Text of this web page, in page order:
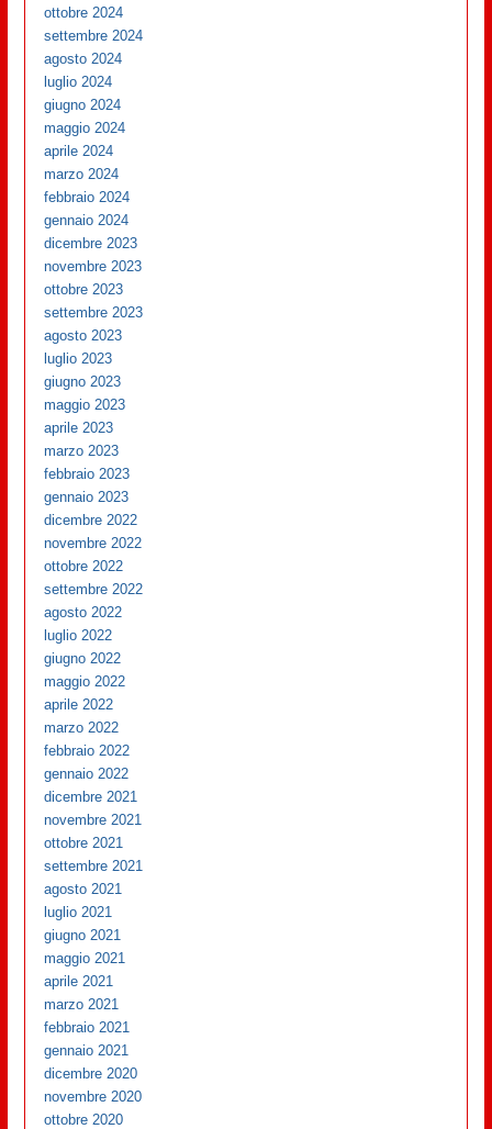
ottobre 2024
settembre 2024
agosto 2024
luglio 2024
giugno 2024
maggio 2024
aprile 2024
marzo 2024
febbraio 2024
gennaio 2024
dicembre 2023
novembre 2023
ottobre 2023
settembre 2023
agosto 2023
luglio 2023
giugno 2023
maggio 2023
aprile 2023
marzo 2023
febbraio 2023
gennaio 2023
dicembre 2022
novembre 2022
ottobre 2022
settembre 2022
agosto 2022
luglio 2022
giugno 2022
maggio 2022
aprile 2022
marzo 2022
febbraio 2022
gennaio 2022
dicembre 2021
novembre 2021
ottobre 2021
settembre 2021
agosto 2021
luglio 2021
giugno 2021
maggio 2021
aprile 2021
marzo 2021
febbraio 2021
gennaio 2021
dicembre 2020
novembre 2020
ottobre 2020